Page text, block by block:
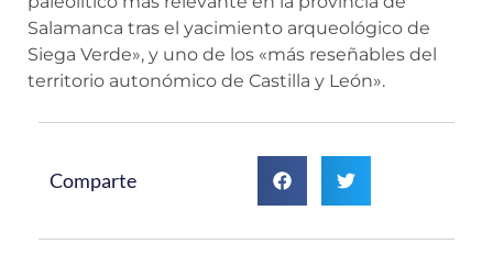
Salamanca tras el yacimiento arqueológico de
Siega Verde», y uno de los «más reseñables del
territorio autonómico de Castilla y León».
Comparte